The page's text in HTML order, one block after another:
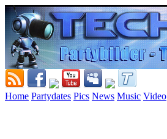
Home Partydates Pics News Music Video